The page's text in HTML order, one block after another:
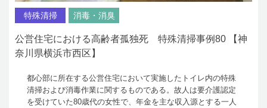
特殊清掃 消毒・消臭
公営住宅における高齢者孤独死 特殊清掃事例80 【神
奈川県横浜市西区】
都心部に所在する公営住宅において実施したトイレ内の特殊
清掃および消毒作業に関するものである。故人は要介護認定
を受けていた80歳代の女性で、年金を主な収入源とする一人